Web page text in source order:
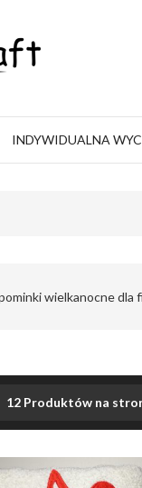
INDYWIDUALNA
wielkanocne dla
12 Produktów na